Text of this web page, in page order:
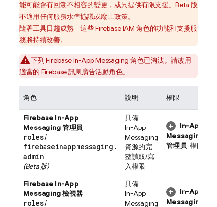
能可能會有回溯不相容的變更，或只提供有限支援。Beta 版
不適用任何服務水準協議或廢止政策。
隨著工具日趨成熟，這些 Firebase IAM 角色的功能和支援服
務將持續改善。
下列 Firebase In-App Messaging 角色已淘汰。請改用
適當的 Firebase 訊息廣告活動角色。
角色 說明 權限
Firebase In-App
Messaging 管理員
roles/
firebaseinappmessaging .
admin
(Beta 版)
具備
In-App
Messaging
資源的完
整讀取/寫
入權限
In-App
Messaging
管理員 權限
Firebase In-App
Messaging 檢視器
roles/
具備
In-App
Messaging
In-App
Messaging